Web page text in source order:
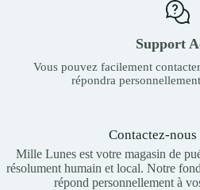
Support
Vous pouvez facilement
répondra
Contactez-nous
Mille Lunes est votre magasin de
résolument humain et local. Notre
répond personnellement à